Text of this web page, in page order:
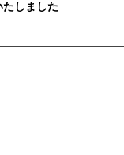
しました